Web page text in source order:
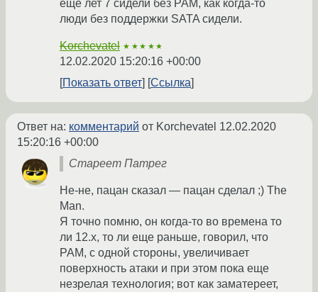
ещё лет 7 сидели без PAM, как когда-то
люди без поддержки SATA сидели.
Korchevatel ★★★★★
12.02.2020 15:20:16 +00:00
Показать ответ
Ссылка
Ответ на: комментарий от Korchevatel 12.02.2020
15:20:16 +00:00
Стареет Патрег
Не-не, пацан сказал — пацан сделал ;) The
Man.
Я точно помню, он когда-то во времена то
ли 12.х, то ли еще раньше, говорил, что
PAM, с одной стороны, увеличивает
поверхность атаки и при этом пока еще
незрелая технология; вот как заматереет,